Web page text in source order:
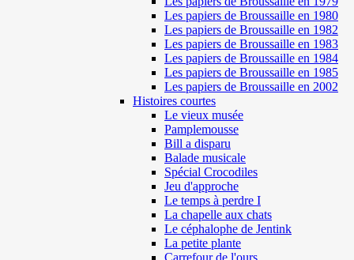
Les papiers de Broussaille en 1980
Les papiers de Broussaille en 1982
Les papiers de Broussaille en 1983
Les papiers de Broussaille en 1984
Les papiers de Broussaille en 1985
Les papiers de Broussaille en 2002
Histoires courtes
Le vieux musée
Pamplemousse
Bill a disparu
Balade musicale
Spécial Crocodiles
Jeu d'approche
Le temps à perdre I
La chapelle aux chats
Le céphalophe de Jentink
La petite plante
Carrefour de l'ours